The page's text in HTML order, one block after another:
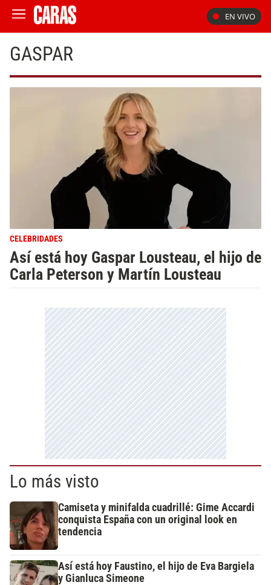
EN VIVO
GASPAR
CELEBRIDADES
Así está hoy Gaspar Lousteau, el hijo de
Carla Peterson y Martín Lousteau
Lo más visto
Camiseta y minifalda cuadrillé: Gime Accardi
conquista España con un original look en
tendencia
Así está hoy Faustino, el hijo de Eva Bargiela
y Gianluca Simeone